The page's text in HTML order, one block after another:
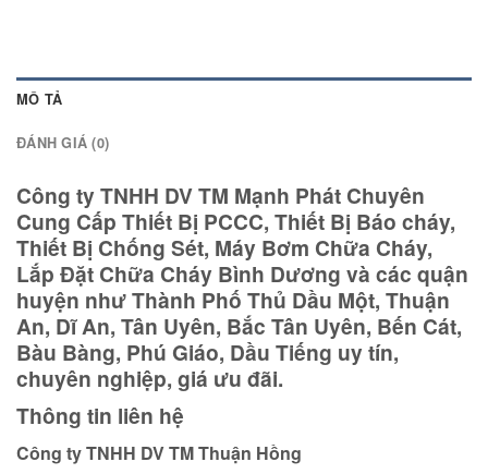
MÔ TẢ
ĐÁNH GIÁ (0)
Công ty TNHH DV TM Mạnh Phát Chuyên
Cung Cấp Thiết Bị PCCC, Thiết Bị Báo cháy,
Thiết Bị Chống Sét, Máy Bơm Chữa Cháy,
Lắp Đặt Chữa Cháy Bình Dương và các quận
huyện như Thành Phố Thủ Dầu Một, Thuận
An, Dĩ An, Tân Uyên, Bắc Tân Uyên, Bến Cát,
Bàu Bàng, Phú Giáo, Dầu Tiếng uy tín,
chuyên nghiệp, giá ưu đãi.
Thông tin liên hệ
Công ty TNHH DV TM Thuận Hồng